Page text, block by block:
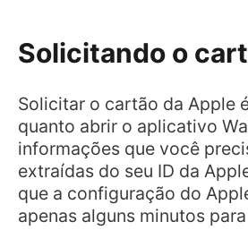
Solicitando o
Solicitar o cartão da Apple
quanto abrir o aplicativo
informações que você
extraídas do seu ID da
que a configuração do
apenas alguns minutos